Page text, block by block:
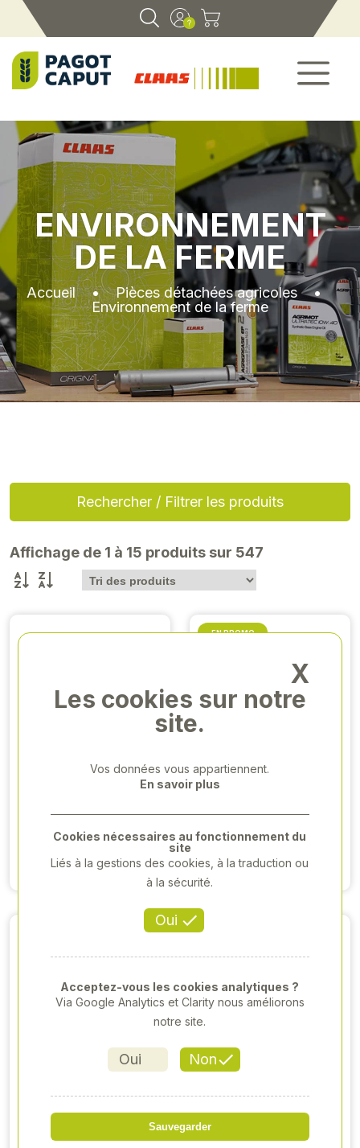
ENVIRONNEMENT
DE LA FERME
Accueil•Pièces détachées agricoles •
Environnement de la ferme
Rechercher / Filtrer les produits
Affichage de 1 à 15 produits sur 547
BAC STANDARD
LAVE-BOTTE KIT
175,00 €HT
Voir produit
EN PROMO
BROSSE ANIZEN
BROSSE ANIZEN
X
Les cookies sur notre
site.
Vos données vous appartiennent.
En savoir plus
Oui
Cookies nécessaires au fonctionnement du
site
Liés à la gestions des cookies, à la traduction ou
à la sécurité.
Oui Non
Acceptez-vous les cookies analytiques ?
Via Google Analytics et Clarity nous améliorons
notre site.
Sauvegarder